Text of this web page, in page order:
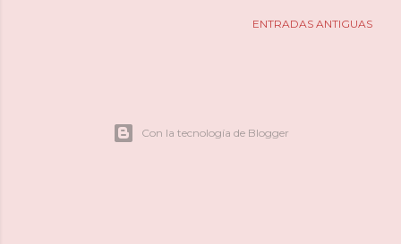
ENTRADAS ANTIGUAS
Con la tecnología de Blogger